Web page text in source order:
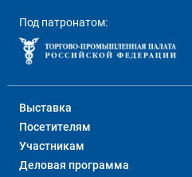
Под патронатом:
Выставка
Посетителям
Участникам
Деловая программа